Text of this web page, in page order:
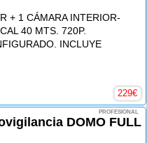
+ 1 CÁMARA INTERIOR-
40 MTS. 720P.
INCLUYE
229€
PROFESIONAL
DOMO FULL